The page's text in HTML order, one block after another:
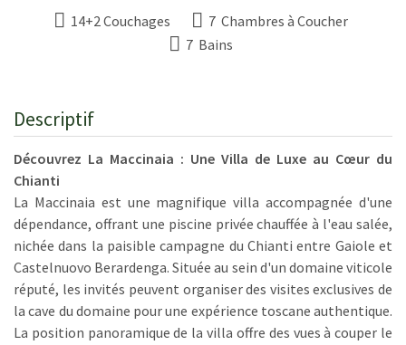
14+2 Couchages
7 Chambres à Coucher
7 Bains
Descriptif
Découvrez La Maccinaia : Une Villa de Luxe au Cœur du
Chianti
La Maccinaia est une magnifique villa accompagnée d'une
dépendance, offrant une piscine privée chauffée à l'eau salée,
nichée dans la paisible campagne du Chianti entre Gaiole et
Castelnuovo Berardenga. Située au sein d'un domaine viticole
réputé, les invités peuvent organiser des visites exclusives de
la cave du domaine pour une expérience toscane authentique.
La position panoramique de la villa offre des vues à couper le